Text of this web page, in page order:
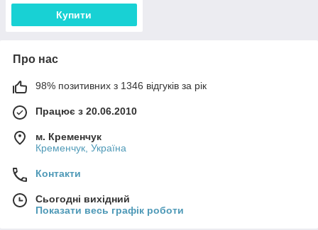
Купити
Про нас
98% позитивних з 1346 відгуків за рік
Працює з 20.06.2010
м. Кременчук
Кременчук, Україна
Контакти
Сьогодні вихідний
Показати весь графік роботи